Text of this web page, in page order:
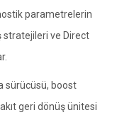
parametrelerin
stratejileri ve Direct
sürücüsü, boost
geri dönüş ünitesi